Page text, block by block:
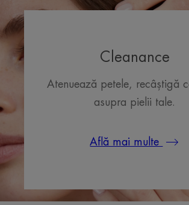
Cleanance
Atenuează petele, recâștigă
asupra pielii tale.
Află mai multe